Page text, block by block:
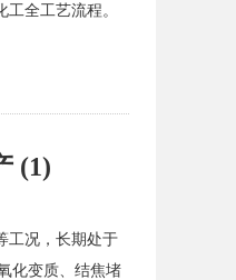
全工艺流程。
(1)
工况，长期处于
化变质、结焦堵